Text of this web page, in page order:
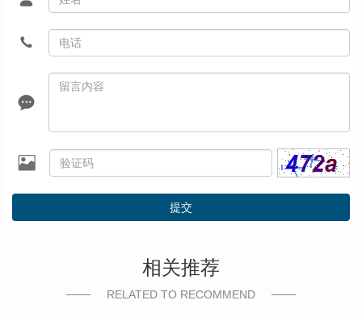
提交
相关推荐
RELATED TO RECOMMEND